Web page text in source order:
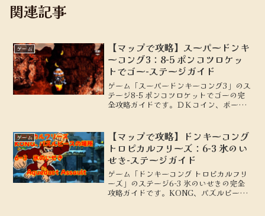
関連記事
ゲーム
【マップで攻略】スーパードンキ
ーコング3：8-5 ポンコツロケッ
トでゴー-ステージガイド
ゲーム「スーパードンキーコング3」のス
テージ8-5 ポンコツロケットでゴーの完
全攻略ガイドです。ＤＫコイン、ボーナ
ゲーム
【マップで攻略】ドンキーコング
トロピカルフリーズ：6-3 氷のい
せき-ステージガイド
ゲーム「ドンキーコング トロピカルフリ
ーズ」のステージ6-3 氷のいせきの完全
攻略ガイドです。KONG、パズルピース